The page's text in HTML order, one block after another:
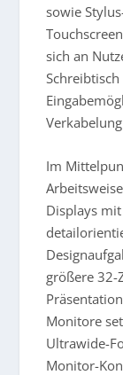
sowie
sich an
Im
Displays
größere 32-
Monitore
Ultrawide-
Monitor-